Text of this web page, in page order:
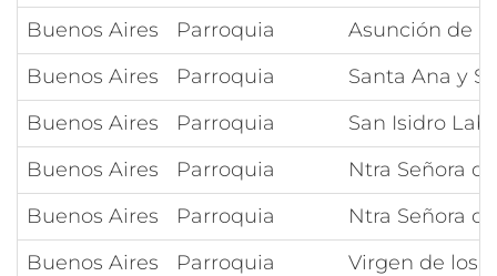
Buenos Aires
Parroquia
Asunción de
Buenos Aires
Parroquia
Santa Ana y
Buenos Aires
Parroquia
San Isidro
Buenos Aires
Parroquia
Ntra Señora
Buenos Aires
Parroquia
Ntra Señora
Buenos Aires
Parroquia
Virgen de los